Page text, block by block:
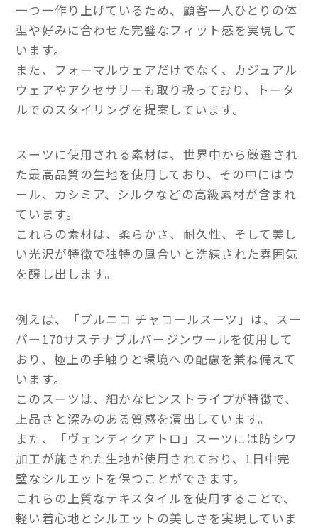
一つ一作り上げているため、顧客一人ひとりの体
型や好みに合わせた完璧なフィット感を実現して
います。
また、フォーマルウェアだけでなく、カジュアル
ウェアやアクセサリーも取り扱っており、トータ
ルでのスタイリングを提案しています。
スーツに使用される素材は、世界中から厳選され
た最高品質の生地を使用しており、その中にはウ
ール、カシミア、シルクなどの高級素材が含まれ
ています。
これらの素材は、柔らかさ、耐久性、そして美し
い光沢が特徴で独特の風合いと洗練された雰囲気
を醸し出します。
例えば、「ブルニコ チャコールスーツ」は、スー
パー170サステナブルバージンウールを使用して
おり、極上の手触りと環境への配慮を兼ね備えて
います。
このスーツは、細かなピンストライプが特徴で、
上品さと深みのある質感を演出しています。
また、「ヴェンティクアトロ」スーツには防シワ
加工が施された生地が使用されており、1日中完
璧なシルエットを保つことができます。
これらの上質なテキスタイルを使用することで、
軽い着心地とシルエットの美しさを実現していま